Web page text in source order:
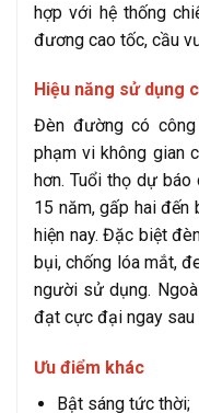
hợp với hệ thống
đương cao tốc, cầu
Hiệu năng sử dụng
Đèn đường có
phạm vi không gian
hơn. Tuổi thọ dự
15 năm, gấp hai đến
hiện nay. Đặc biệt
bụi, chống lóa mắt,
người sử dụng.
đạt cực đại ngay sau
Ưu điểm khác
Bật sáng tức thời;